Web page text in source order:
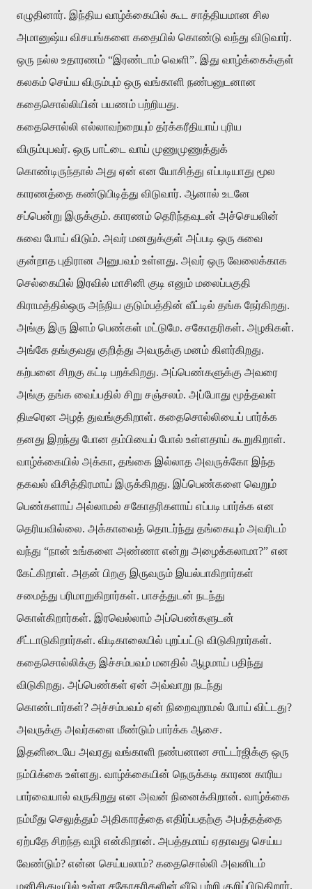
எழுதினார். இந்திய வாழ்க்கையில் கூட சாத்தியமான சில
அமானுஷ்ய விசயங்களை கதையில் கொண்டு வந்து விடுவார்.
ஒரு நல்ல உதாரணம் “இரண்டாம் வெளி”. இது வாழ்க்கைக்குள்
கலகம் செய்ய விரும்பும் ஒரு வங்காளி நண்பனுடனான
கதைசொல்லியின் பயணம் பற்றியது.
கதைசொல்லி எல்லாவற்றையும் தர்க்கரீதியாய் புரிய
விரும்புபவர். ஒரு பாட்டை வாய் முணுமுணுத்துக்
கொண்டிருந்தால் அது ஏன் என யோசித்து எப்படியாது மூல
காரணத்தை கண்டுபிடித்து விடுவார். ஆனால் உடனே
சப்பென்று இருக்கும். காரணம் தெரிந்தவுடன் அச்செயலின்
சுவை போய் விடும். அவர் மனதுக்குள் அப்படி ஒரு சுவை
குன்றாத புதிரான அனுபவம் உள்ளது. அவர் ஒரு வேலைக்காக
செல்கையில் இரவில் மாசினி குடி எனும் மலைப்பகுதி
கிராமத்தில்ஒரு அந்நிய குடும்பத்தின் வீட்டில் தங்க நேர்கிறது.
அங்கு இரு இளம் பெண்கள் மட்டுமே. சகோதரிகள். அழகிகள்.
அங்கே தங்குவது குறித்து அவருக்கு மனம் கிளர்கிறது.
கற்பனை சிறகு கட்டி பறக்கிறது. அப்பெண்களுக்கு அவரை
அங்கு தங்க வைப்பதில் சிறு சஞ்சலம். அப்போது மூத்தவள்
திடீரென அழத் துவங்குகிறாள். கதைசொல்லியைப் பார்க்க
தனது இறந்து போன தம்பியைப் போல் உள்ளதாய் கூறுகிறாள்.
வாழ்க்கையில் அக்கா, தங்கை இல்லாத அவருக்கோ இந்த
தகவல் விசித்திரமாய் இருக்கிறது. இப்பெண்களை வெறும்
பெண்களாய் அல்லாமல் சகோதரிகளாய் எப்படி பார்க்க என
தெரியவில்லை. அக்காவைத் தொடர்ந்து தங்கையும் அவரிடம்
வந்து “நான் உங்களை அண்ணா என்று அழைக்கலாமா?” என
கேட்கிறாள். அதன் பிறகு இருவரும் இயல்பாகிறார்கள்
சமைத்து பரிமாறுகிறார்கள். பாசத்துடன் நடந்து
கொள்கிறார்கள். இரவெல்லாம் அப்பெண்களுடன்
சீட்டாடுகிறார்கள். விடிகாலையில் புறப்பட்டு விடுகிறார்கள்.
கதைசொல்லிக்கு இச்சம்பவம் மனதில் ஆழமாய் பதிந்து
விடுகிறது. அப்பெண்கள் ஏன் அவ்வாறு நடந்து
கொண்டார்கள்? அச்சம்பவம் ஏன் நிறைவுறாமல் போய் விட்டது?
அவருக்கு அவர்களை மீண்டும் பார்க்க ஆசை.
இதனிடையே அவரது வங்காளி நண்பனான சாட்டர்ஜிக்கு ஒரு
நம்பிக்கை உள்ளது. வாழ்க்கையின் நெருக்கடி காரண காரிய
பார்வையால் வருகிறது என அவன் நினைக்கிறான். வாழ்க்கை
நம்மீது செலுத்தும் அதிகாரத்தை எதிர்ப்பதற்கு அபத்தத்தை
ஏற்பதே சிறந்த வழி என்கிறான். அபத்தமாய் ஏதாவது செய்ய
வேண்டும்? என்ன செய்யலாம்? கதைசொல்லி அவனிடம்
மனிசிகுடியில் உள்ள சகோதரிகளின் வீடு பற்றி குறிப்பிடுகிறார்.